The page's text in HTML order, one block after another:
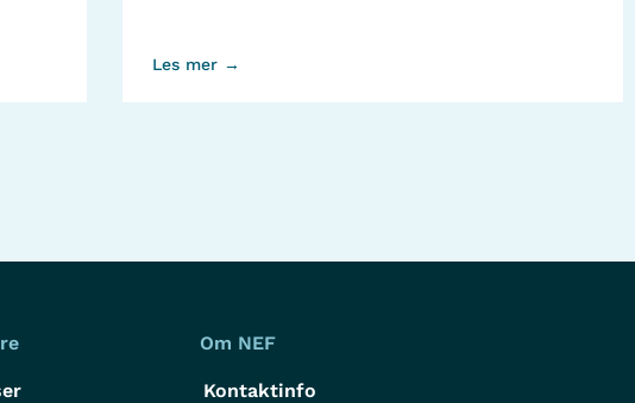
Les mer →
Om NEF
Kontaktinfo